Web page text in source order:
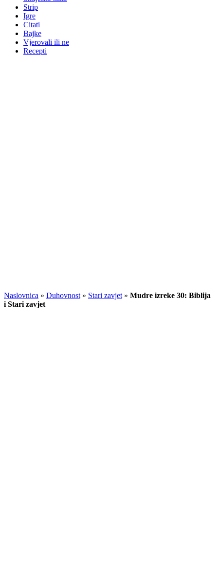
Strip
Igre
Citati
Bajke
Vjerovali ili ne
Recepti
Naslovnica » Duhovnost » Stari zavjet » Mudre izreke 30: Biblija
i Stari zavjet